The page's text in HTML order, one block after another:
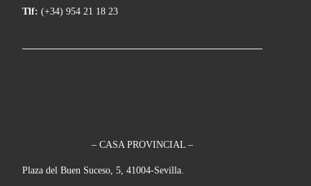
Tlf: (+34) 954 21 18 23
– CASA PROVINCIAL –
Plaza del Buen Suceso, 5, 41004-Sevilla.